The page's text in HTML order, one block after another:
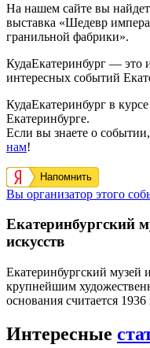
На нашем сайте вы
выставка «Шедевр
гранильной фабрики».
КудаЕкатеринбург — это
интересных событий
КудаЕкатеринбург в
Екатеринбурге.
Если вы знаете о
нам!
Напомнить
Вы организатор этого
Екатеринбургский
искусств
Екатеринбургский музей
крупнейшим
основания считается 1936
Интересные